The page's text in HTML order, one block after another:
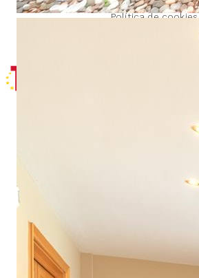
Política de cookies